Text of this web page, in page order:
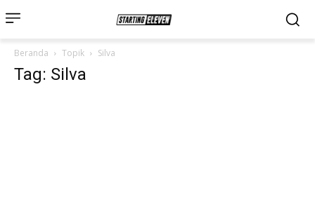
Beranda Topik Silva
Tag: Silva